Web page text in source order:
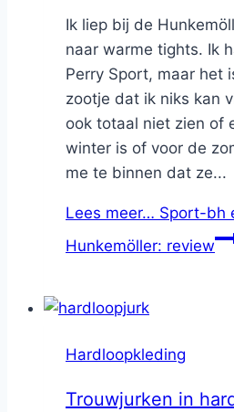
Ik liep bij de
naar warme tights. Ik
Perry Sport, maar het
zootje dat ik niks kan
ook totaal niet zien of
winter is of voor de
me te binnen dat ze...
Lees meer… Sport-bh
Hunkemöller: review
Hardloopkleding
Trouwjurken in